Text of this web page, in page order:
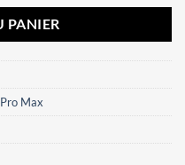
PANIER
Max